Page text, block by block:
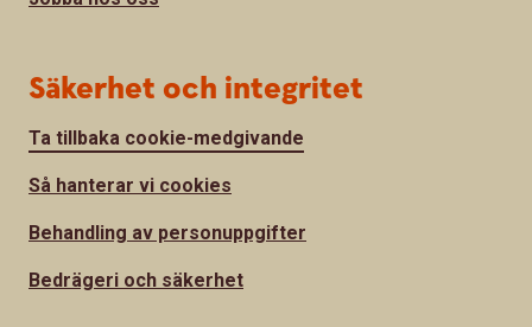
Säkerhet och integritet
Ta tillbaka cookie-medgivande
Så hanterar vi cookies
Behandling av personuppgifter
Bedrägeri och säkerhet